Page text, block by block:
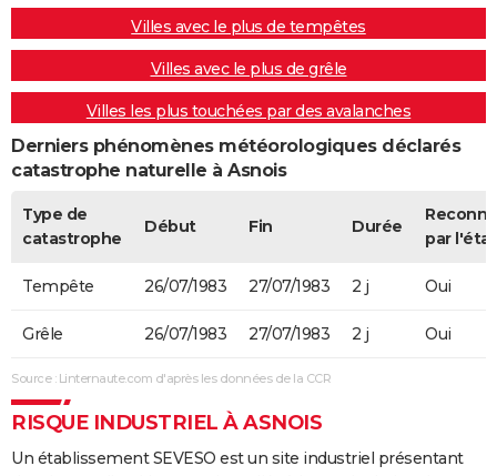
Villes avec le plus de tempêtes
Villes avec le plus de grêle
Villes les plus touchées par des avalanches
Derniers phénomènes météorologiques déclarés
catastrophe naturelle à Asnois
Type de
catastrophe
Début Fin Durée
par l'état
Tempête 26/07/1983 27/07/1983 2 j Oui
Grêle 26/07/1983 27/07/1983 2 j Oui
Source : Linternaute.com d'après les données de la CCR
RISQUE INDUSTRIEL À ASNOIS
Un établissement SEVESO est un site industriel présentant